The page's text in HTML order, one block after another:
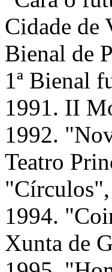
Cidade de
Bienal de
1ª Bienal
1991. II
1992.
Teatro
"Círculos",
1994.
Xunta de